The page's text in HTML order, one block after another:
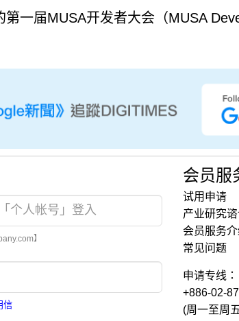
第一届MUSA开发者大会（MUSA
】
信
会员服
试用申请
产业研究
会员服务
常见问题
申请专线：
+886-02-
(周一至周